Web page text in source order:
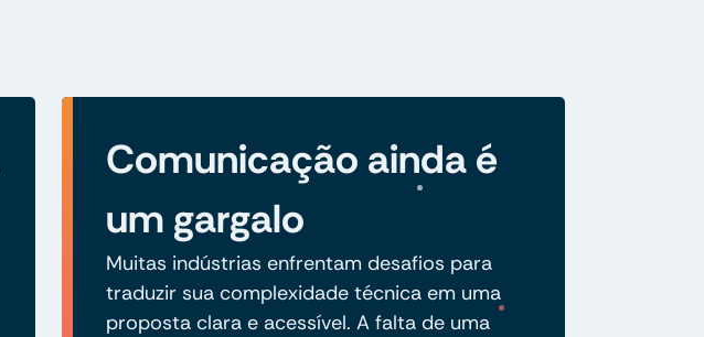
Comunicação ainda é
um gargalo
Muitas indústrias enfrentam desafios para
traduzir sua complexidade técnica em uma
proposta clara e acessível. A falta de uma